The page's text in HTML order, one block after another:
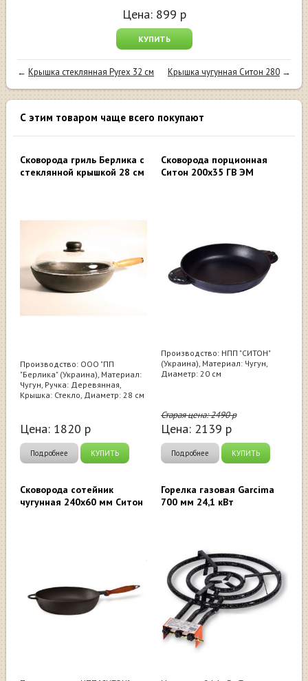
Цена: 899 р
КУПИТЬ
←Крышка стеклянная Pyrex 32 см Крышка чугунная Ситон 280→
С этим товаром чаще всего покупают
Сковорода гриль Берлика с
стеклянной крышкой 28 см
Производство: ООО "ПП
"Берлика" (Украина), Материал:
Чугун, Ручка: Деревянная,
Крышка: Стекло, Диаметр: 28 см
Цена: 1820 р
Подробнее КУПИТЬ
Сковорода порционная
Ситон 200x35 ГВ ЭМ
Производство: НПП "СИТОН"
(Украина), Материал: Чугун,
Диаметр: 20 см
Старая цена:2490р
Цена: 2139 р
Подробнее КУПИТЬ
Сковорода сотейник
чугунная 240х60 мм Ситон
Горелка газовая Garcima
700 мм 24,1 кВт